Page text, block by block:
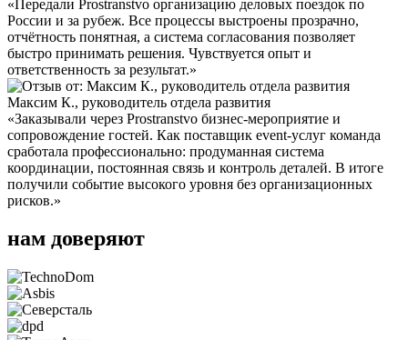
«Передали Prostranstvo организацию деловых поездок по
России и за рубеж. Все процессы выстроены прозрачно,
отчётность понятная, а система согласования позволяет
быстро принимать решения. Чувствуется опыт и
ответственность за результат.»
Максим К., руководитель отдела развития
«Заказывали через Prostranstvo бизнес-мероприятие и
сопровождение гостей. Как поставщик event-услуг команда
сработала профессионально: продуманная система
координации, постоянная связь и контроль деталей. В итоге
получили событие высокого уровня без организационных
рисков.»
нам доверяют